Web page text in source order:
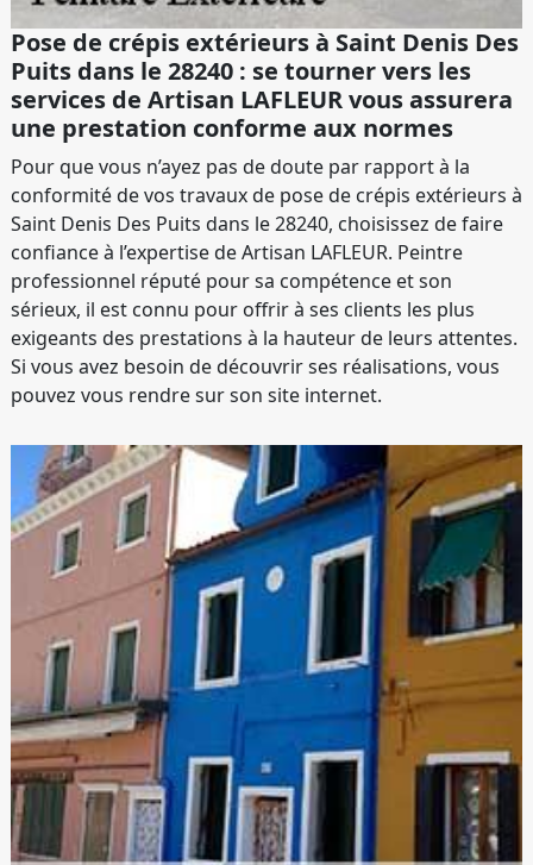
Pose de crépis extérieurs à Saint Denis Des
Puits dans le 28240 : se tourner vers les
services de Artisan LAFLEUR vous assurera
une prestation conforme aux normes
Pour que vous n’ayez pas de doute par rapport à la
conformité de vos travaux de pose de crépis extérieurs à
Saint Denis Des Puits dans le 28240, choisissez de faire
confiance à l’expertise de Artisan LAFLEUR. Peintre
professionnel réputé pour sa compétence et son
sérieux, il est connu pour offrir à ses clients les plus
exigeants des prestations à la hauteur de leurs attentes.
Si vous avez besoin de découvrir ses réalisations, vous
pouvez vous rendre sur son site internet.